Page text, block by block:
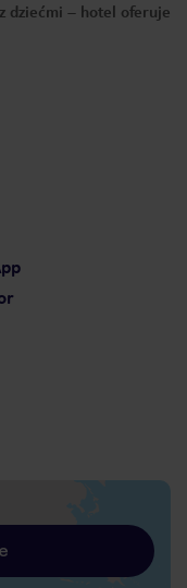
dziećmi – hotel oferuje